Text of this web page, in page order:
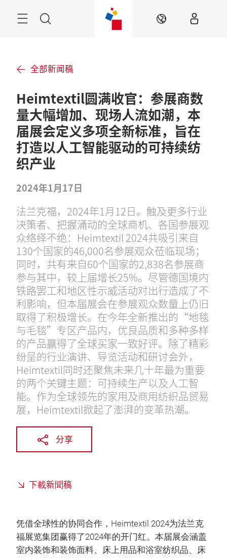
菜
ZH
全部新闻稿
Heimtextil圆满收官：参展商数
量大幅增加、现场人流如潮，本
届展会定义多项全新标准，旨在
打造以人工智能驱动的可持续纺
织产业
2024年1月17日
法兰克福，2024年1月12日。触及更多行业
决策者、把握涌动的全球商机、各国参展观
众络绎不绝：Heimtextil 2024共吸引来自
130个国家的46,000名参展观众莅临现场；
同时，共有来自60个国家的2,838名参展商
参与其中，较上届增长25%。尽管德国境内
铁路罢工和地区性示威活动对出行造成了不
利影响，但本届展会在参展观众数量上仍旧
取得了积极增长。在今年全新推出的“地毯
与毛毯”专区产品内，优良品质和多种多样
的产品赢得了全球买家一致好评。除了精彩
纷呈的行业演讲、导览活动和研讨会外，
Heimtextil同时还聚焦未来几十年最为重要
的两个关键主题：可持续生产以及人工智
能。作为全球领先的家用及商用纺织品贸易
展，Heimtextil掀起了澎湃的变革热潮。
分享
下載新聞稿
凭借全球性的协同合作，Heimtextil 2024为法兰克
福展览集团赢得了2024年的开门红。本届展会涵盖
室内装饰和装饰面料、床上用品和浴室纺织品、床